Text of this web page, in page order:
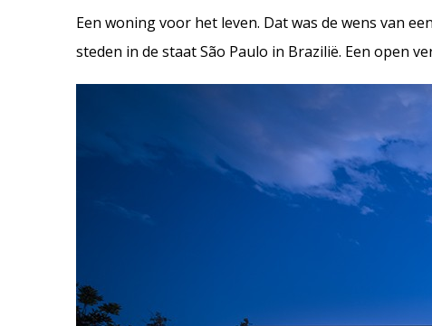
Een woning voor het leven. Dat was de wens van
steden in de staat São Paulo in Brazilië. Een open